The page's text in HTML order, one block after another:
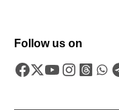
Follow us on